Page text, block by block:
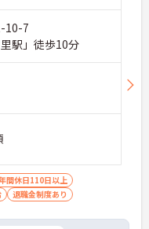
10-7
駅」徒歩10分
間休日110日以上
退職金制度あり